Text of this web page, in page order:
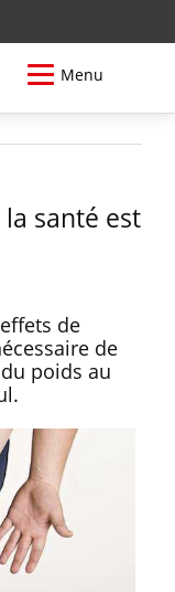
Menu
santé est
de
de
poids au